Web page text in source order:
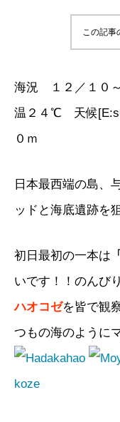
この記事
海況 １２／１０
温２４℃ 天候
０ｍ
日本最西端の島、
ッドと海底遺跡を
初日最初の一本は
いです！！のんび
ハオコゼを皆で観
つもの海のように